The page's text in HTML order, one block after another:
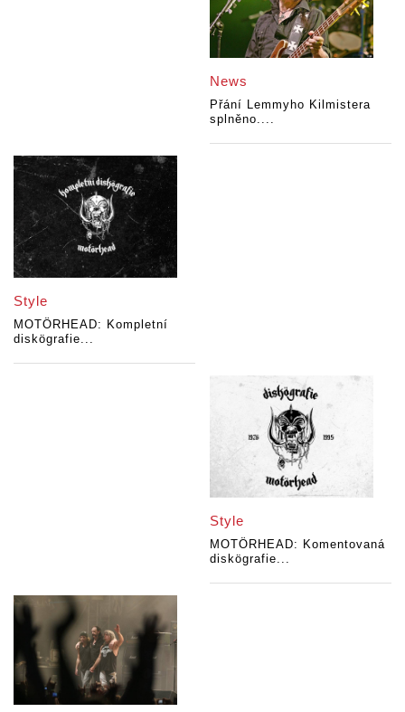
News
Přání Lemmyho Kilmistera
splněno....
Style
MOTÖRHEAD: Kompletní
diskögrafie...
Style
MOTÖRHEAD: Komentovaná
diskögrafie...